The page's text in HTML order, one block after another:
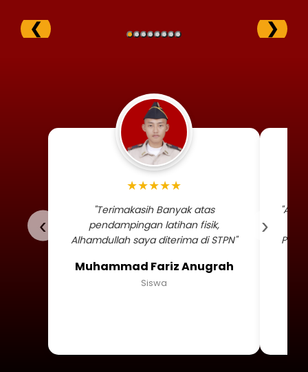
❮ ❯
‹
Foto profil siswa
★★★★★
"Terimakasih Banyak atas
pendampingan latihan fisik,
Alhamdullah saya diterima di STPN"
Muhammad Fariz Anugrah
Siswa
›